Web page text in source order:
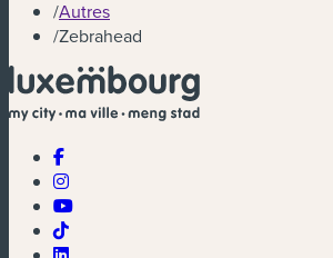
/Autres
/Zebrahead